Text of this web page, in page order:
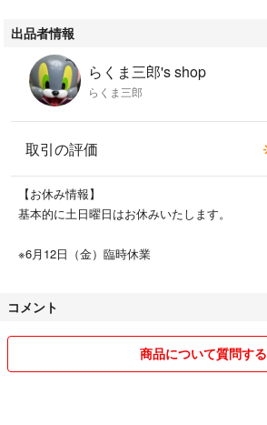
出品者情報
らくま三郎's shop
らくま三郎
取引の評価
【お休み情報】
基本的に土日曜日はお休みいたします。
※6月12日（金）臨時休業
コメント
商品について質問する